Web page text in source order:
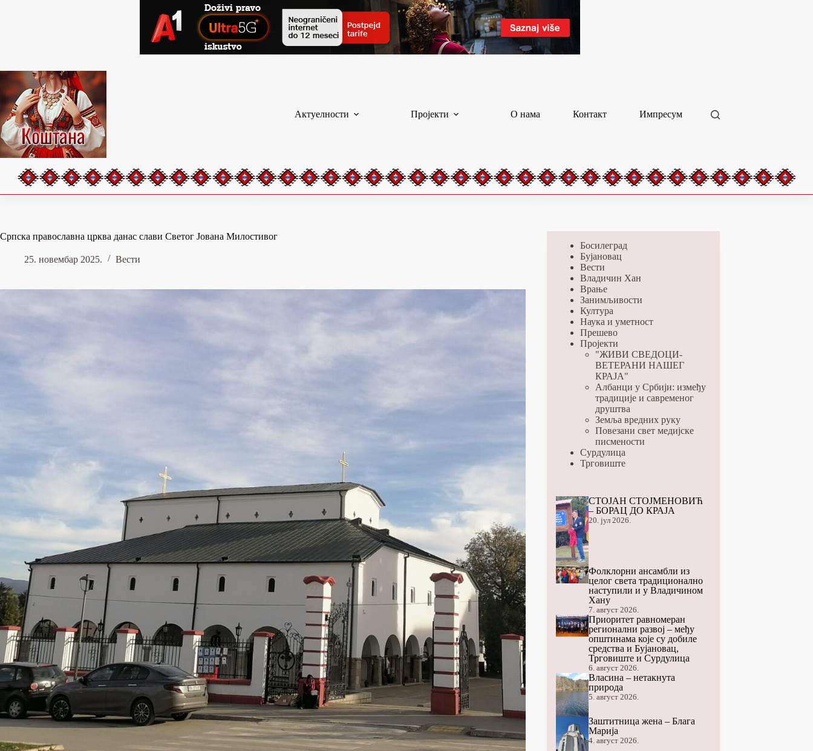
Актуелности Пројекти О нама Контакт Импресум
Српска православна црква данас слави Светог Јована Милостивог
25. новембар 2025. Вести
Босилеград
Бујановац
Вести
Владичин Хан
Врање
Занимљивости
Култура
Наука и уметност
Прешево
Пројекти
"ЖИВИ СВЕДОЦИ-
ВЕТЕРАНИ НАШЕГ
КРАЈА"
Албанци у Србији: између
традиције и савременог
друштва
Земља вредних руку
Повезани свет медијске
писмености
Сурдулица
Трговиште
СТОЈАН СТОЈМЕНОВИЋ
– БОРАЦ ДО КРАЈА
20. јул 2026.
Фолклорни ансамбли из
целог света традиционално
наступили и у Владичином
Хану
7. август 2026.
Приоритет равномеран
регионални развој – међу
општинама које су добиле
средства и Бујановац,
Трговиште и Сурдулица
6. август 2026.
Власина – нетакнута
природа
5. август 2026.
Заштитница жена – Блага
Марија
4. август 2026.